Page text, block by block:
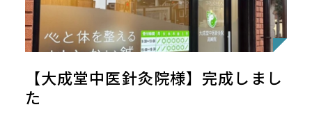
【大成堂中医針灸院様】完成しまし
た